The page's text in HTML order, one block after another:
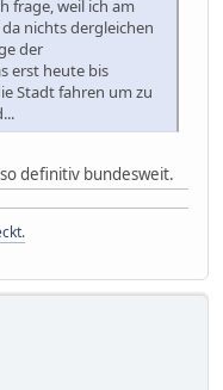
frage, weil ich am
nichts dergleichen
der
erst heute bis
Stadt fahren um zu
definitiv bundesweit.